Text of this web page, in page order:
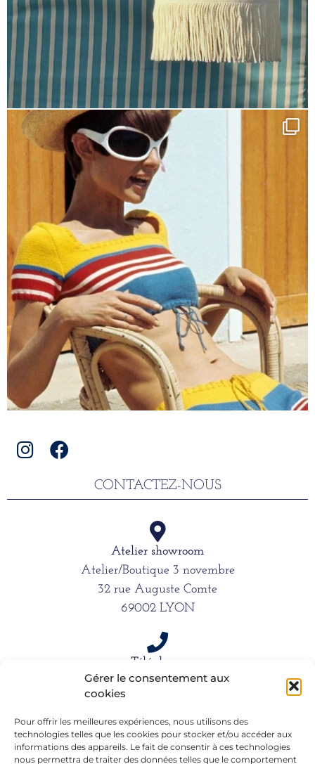
Gérer le consentement aux
cookies
Pour offrir les meilleures expériences, nous utilisons des
technologies telles que les cookies pour stocker et/ou accéder aux
informations des appareils. Le fait de consentir à ces technologies
nous permettra de traiter des données telles que le comportement
CONTACTEZ-NOUS
Atelier showroom
Atelier/Boutique 3 novembre
32 rue Auguste Comte
69002 LYON
Téléphone
06 15 61 39 66
Mail
alexandra.dargentre@sfr.fr